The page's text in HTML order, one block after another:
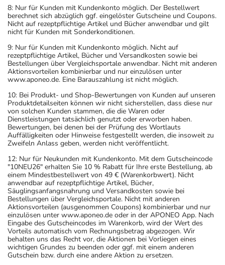
8: Nur für Kunden mit Kundenkonto möglich. Der Bestellwert
berechnet sich abzüglich ggf. eingelöster Gutscheine und Coupons.
Nicht auf rezeptpflichtige Artikel und Bücher anwendbar und gilt
nicht für Kunden mit Sonderkonditionen.
9: Nur für Kunden mit Kundenkonto möglich. Nicht auf
rezeptpflichtige Artikel, Bücher und Versandkosten sowie bei
Bestellungen über Vergleichsportale anwendbar. Nicht mit anderen
Aktionsvorteilen kombinierbar und nur einzulösen unter
www.aponeo.de. Eine Barauszahlung ist nicht möglich.
10: Bei Produkt- und Shop-Bewertungen von Kunden auf unseren
Produktdetailseiten können wir nicht sicherstellen, dass diese nur
von solchen Kunden stammen, die die Waren oder
Dienstleistungen tatsächlich genutzt oder erworben haben.
Bewertungen, bei denen bei der Prüfung des Wortlauts
Auffälligkeiten oder Hinweise festgestellt werden, die insoweit zu
Zweifeln Anlass geben, werden nicht veröffentlicht.
12: Nur für Neukunden mit Kundenkonto. Mit dem Gutscheincode
"10NEU26" erhalten Sie 10 % Rabatt für Ihre erste Bestellung, ab
einem Mindestbestellwert von 49 € (Warenkorbwert). Nicht
anwendbar auf rezeptpflichtige Artikel, Bücher,
Säuglingsanfangsnahrung und Versandkosten sowie bei
Bestellungen über Vergleichsportale. Nicht mit anderen
Aktionsvorteilen (ausgenommen Coupons) kombinierbar und nur
einzulösen unter www.aponeo.de oder in der APONEO App. Nach
Eingabe des Gutscheincodes im Warenkorb, wird der Wert des
Vorteils automatisch vom Rechnungsbetrag abgezogen. Wir
behalten uns das Recht vor, die Aktionen bei Vorliegen eines
wichtigen Grundes zu beenden oder ggf. mit einem anderen
Gutschein bzw. durch eine andere Aktion zu ersetzen.